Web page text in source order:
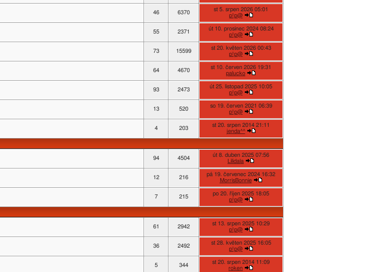
46 6370
st 5. srpen 2026 05:01
p!p@
55 2371
út 10. prosinec 2024 08:24
p!p@
73 15599
st 20. květen 2026 00:43
p!p@
64 4670
st 10. červen 2026 19:31
palucko
93 2473
út 25. listopad 2025 10:05
p!p@
13 520
so 19. červen 2021 06:39
p!p@
4 203
st 20. srpen 2014 21:11
jenda^^
94 4504
út 8. duben 2025 07:56
Lilidala
12 216
pá 19. červenec 2024 16:32
MorrisBonnie
7 215
po 20. říjen 2025 18:05
p!p@
61 2942
st 13. srpen 2025 10:29
p!p@
36 2492
st 28. květen 2025 16:05
p!p@
5 344
st 20. srpen 2014 11:09
roken